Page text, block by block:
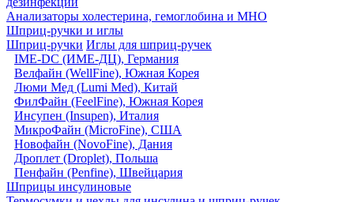
Анализаторы холестерина, гемоглобина и МНО
Шприц-ручки и иглы
Шприц-ручки Иглы для шприц-ручек
IME-DC (ИМЕ-ДЦ), Германия
Велфайн (WellFine), Южная Корея
Люми Мед (Lumi Med), Китай
ФилФайн (FeelFine), Южная Корея
Инсупен (Insupen), Италия
МикроФайн (MicroFine), США
Новофайн (NovoFine), Дания
Дроплет (Droplet), Польша
Пенфайн (Penfine), Швейцария
Шприцы инсулиновые